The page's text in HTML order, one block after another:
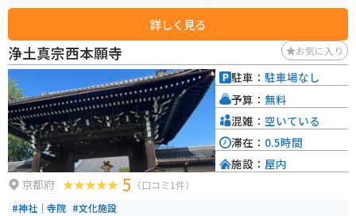
望室からは 京都三山に囲まれた古都京都の市街地が360度見渡せます。季節
や時間によって様変わりする京都の絶景を楽しむことができます。
詳しく見る
浄土真宗西本願寺 お気に入り
京都府 5 （口コミ1件）
#神社｜寺院 #文化施設
駐車： 駐車場なし
予算： 無料
混雑： 空いている
滞在： 0.5時間
施設： 屋内